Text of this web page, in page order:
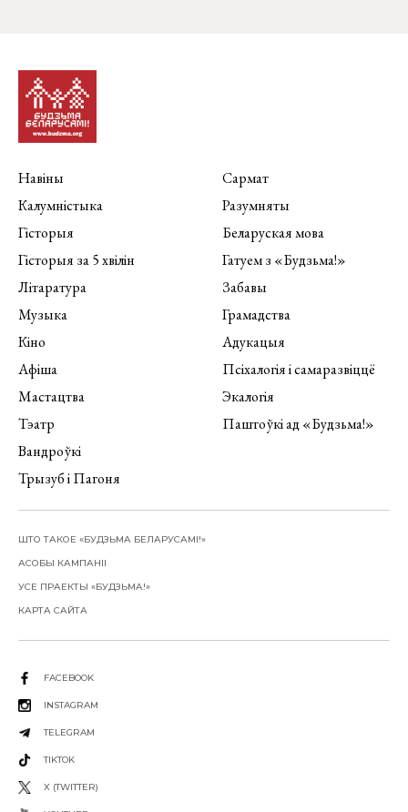
Навіны
Калумністыка
Гісторыя
Гісторыя за 5 хвілін
Літаратура
Музыка
Кіно
Афіша
Мастацтва
Тэатр
Вандроўкі
Трызуб і Пагоня
Сармат
Разумняты
Беларуская мова
Гатуем з «Будзьма!»
Забавы
Грамадства
Адукацыя
Псіхалогія і самаразвіццё
Экалогія
Паштоўкі ад «Будзьма!»
ШТО ТАКОЕ «БУДЗЬМА БЕЛАРУСАМІ!»
АСОБЫ КАМПАНІІ
УСЕ ПРАЕКТЫ «БУДЗЬМА!»
КАРТА САЙТА
FACEBOOK
INSTAGRAM
TELEGRAM
TIKTOK
X (TWITTER)